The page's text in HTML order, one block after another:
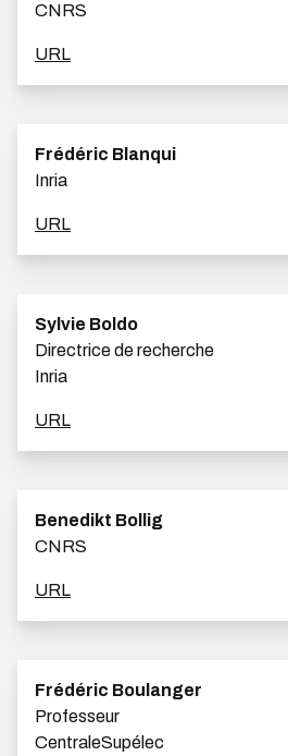
CNRS
URL
Frédéric Blanqui
Inria
URL
Sylvie Boldo
Directrice de recherche
Inria
URL
Benedikt Bollig
CNRS
URL
Frédéric Boulanger
Professeur
CentraleSupélec